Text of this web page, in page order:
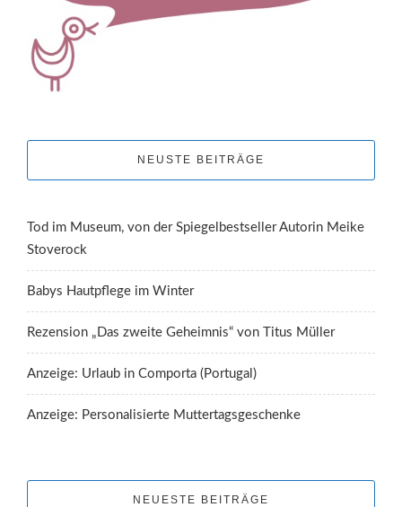
NEUSTE BEITRÄGE
Tod im Museum, von der Spiegelbestseller Autorin Meike
Stoverock
Babys Hautpflege im Winter
Rezension „Das zweite Geheimnis“ von Titus Müller
Anzeige: Urlaub in Comporta (Portugal)
Anzeige: Personalisierte Muttertagsgeschenke
NEUESTE BEITRÄGE